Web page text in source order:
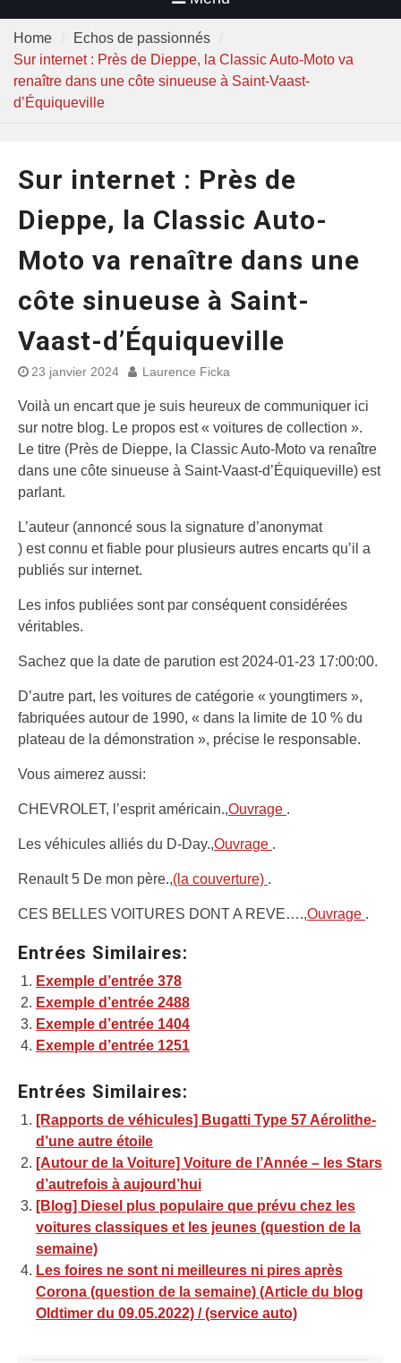
Home
Echos de passionnés
Sur internet : Près de Dieppe, la Classic Auto-Moto va
renaître dans une côte sinueuse à Saint-Vaast-
d’Équiqueville
Sur internet : Près de
Dieppe, la Classic Auto-
Moto va renaître dans une
côte sinueuse à Saint-
Vaast-d’Équiqueville
23 janvier 2024 Laurence Ficka
Voilà un encart que je suis heureux de communiquer ici
sur notre blog. Le propos est « voitures de collection ».
Le titre (Près de Dieppe, la Classic Auto-Moto va renaître
dans une côte sinueuse à Saint-Vaast-d’Équiqueville) est
parlant.
L’auteur (annoncé sous la signature d’anonymat
) est connu et fiable pour plusieurs autres encarts qu’il a
publiés sur internet.
Les infos publiées sont par conséquent considérées
véritables.
Sachez que la date de parution est 2024-01-23 17:00:00.
D’autre part, les voitures de catégorie « youngtimers »,
fabriquées autour de 1990, « dans la limite de 10 % du
plateau de la démonstration », précise le responsable.
Vous aimerez aussi:
CHEVROLET, l’esprit américain.,Ouvrage .
Les véhicules alliés du D-Day.,Ouvrage .
Renault 5 De mon père.,(la couverture) .
CES BELLES VOITURES DONT A REVE….,Ouvrage .
Entrées Similaires:
Exemple d’entrée 378
Exemple d’entrée 2488
Exemple d’entrée 1404
Exemple d’entrée 1251
Entrées Similaires:
[Rapports de véhicules] Bugatti Type 57 Aérolithe-
d’une autre étoile
[Autour de la Voiture] Voiture de l’Année – les Stars
d’autrefois à aujourd’hui
[Blog] Diesel plus populaire que prévu chez les
voitures classiques et les jeunes (question de la
semaine)
Les foires ne sont ni meilleures ni pires après
Corona (question de la semaine) (Article du blog
Oldtimer du 09.05.2022) / (service auto)